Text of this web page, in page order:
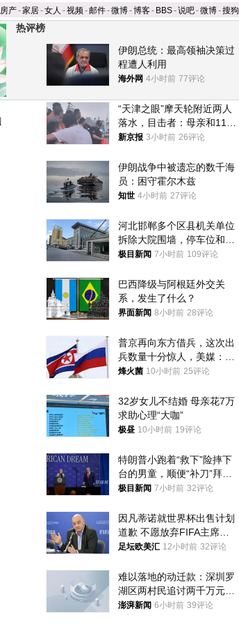
房产-家居-女人 -视频-邮件-微博-博客- BBS-说吧-微博-搜狗
热评榜
伊朗总统：最高领袖决策过
程遭人利用
海外网 4小时前 77评论
“天津之眼”摩天轮附近两人
落水，目击者：母亲和11岁
儿子先后被打捞上岸
新京报 3小时前 26评论
伊朗战争中被遗忘的数千海
员：困守霍尔木兹
知世 4小时前 27评论
河北邯郸多个区县机关单位
拆除大院围墙，停车位和厕
所免费开放，当地多部门回
极目新闻 7小时前 109评论
巴西降级与阿根廷外交关
系，发生了什么？
界面新闻 8小时前 28评论
普京再向东方借兵，这次出
兵数量十分惊人，美媒：俄
朝要动真格？
烽火菌 10小时前 25评论
32岁女儿不结婚 母亲花7万
求助心理“大咖”
极昼 10小时前 19评论
特朗普小跑着“救下”险摔下
台的男童，顺便“补刀”拜
登：“我可不想他像拜登一
极目新闻 7小时前 32评论
因凡蒂诺就世界杯出售计划
道歉 不愿放弃FIFA主席职
位
足坛欧美汇 12小时前 32评论
难以落地的动迁款：深圳罗
湖区两村民追讨两千万元动
迁款八年未果
澎湃新闻 6小时前 39评论